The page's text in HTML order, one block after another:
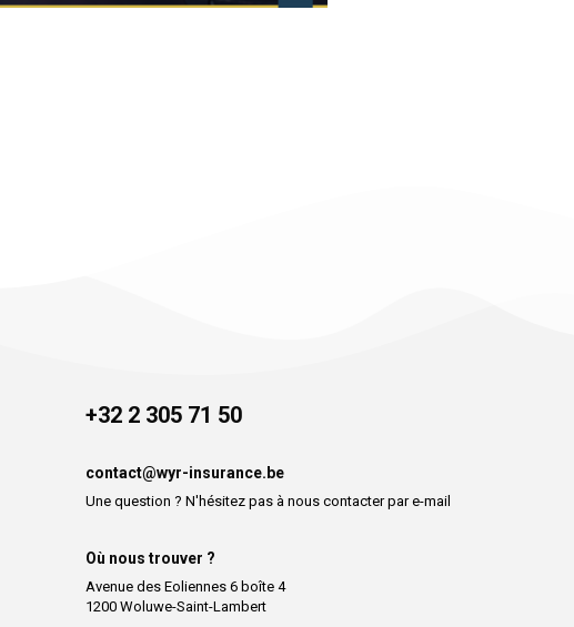
+32 2 305 71 50
contact@wyr-insurance.be
Une question ? N'hésitez pas à nous contacter par e-mail
Où nous trouver ?
Avenue des Eoliennes 6 boîte 4
1200 Woluwe-Saint-Lambert